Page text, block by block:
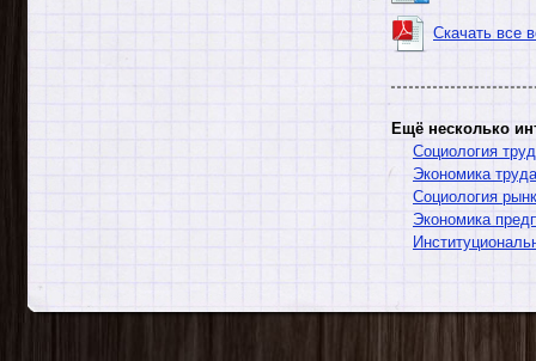
Скачать все
Ещё несколько
Социология
Экономика труда
Социология
Экономика